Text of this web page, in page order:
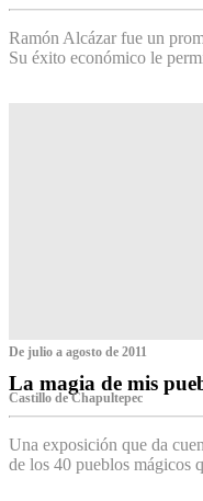
Ramón Alcázar fue un
Su éxito económico le
De julio a agosto de 2011
La magia de mis
Castillo de Chapultepec
Una exposición que da
de los 40 pueblos mágicos